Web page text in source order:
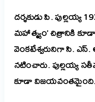
దర్శకుడు పి. పుల్లయ్య
మహాత్మ్యం’ చిత్రానికి
వెంకటేశ్వరునిగా సి.
నటించారు. పుల్లయ్య
కూడా విజయవంతమైంది.